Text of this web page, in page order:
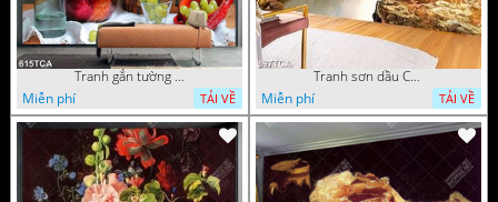
Tranh gắn tường hoa quả nghệ thuật
Miễn phí
TẢI VỀ
Tranh sơn dầu Châu Âu phong cảnh ngôi làng bên dòng sông
Miễn phí
TẢI VỀ